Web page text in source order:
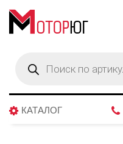
товаров
КАТАЛОГ